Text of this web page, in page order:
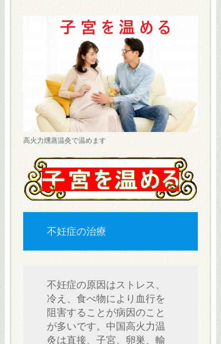
高火力燻蒸温灸で温めます
不妊症の治療
不妊症の原因はストレス、
冷え、食べ物により血行を
阻害することが病因のこと
が多いです。中国高火力温
灸は直接、子宮、卵巣、輸